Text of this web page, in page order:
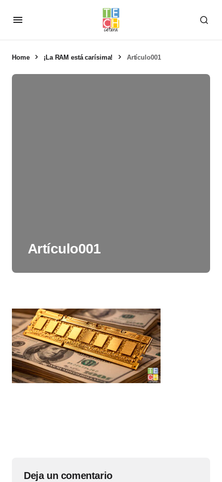
Home ¡La RAM está carísima! Artículo001
Artículo001
Deja un comentario